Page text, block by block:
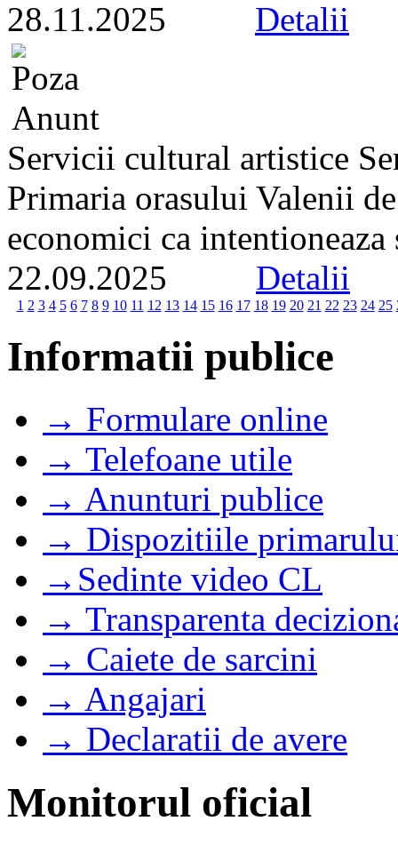
28.11.2025 Detalii
Servicii cultural artistice
Primaria orasului Valenii
economici ca
22.09.2025 Detalii
1 2 3 4 5 6 7 8 9 10 11 12 13 14 15 16 17 18 19 20 21 22 23 24 25
Informatii publice
→ Formulare online
→ Telefoane utile
→ Anunturi publice
→ Dispozitiile
→Sedinte video CL
→ Transparenta
→ Caiete de sarcini
→ Angajari
→ Declaratii de avere
Monitorul oficial